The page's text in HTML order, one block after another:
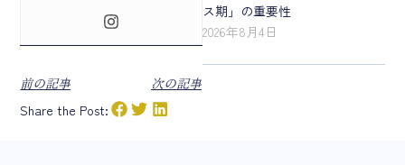
前の記事
次の記事
Share the Post:
ス期」の重要性
2026年8月4日